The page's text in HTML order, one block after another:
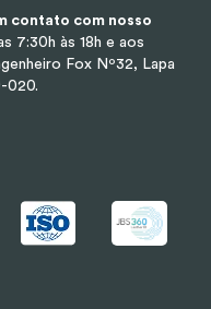
contato com nosso
7:30h às 18h e aos
Fox Nº32, Lapa
020.